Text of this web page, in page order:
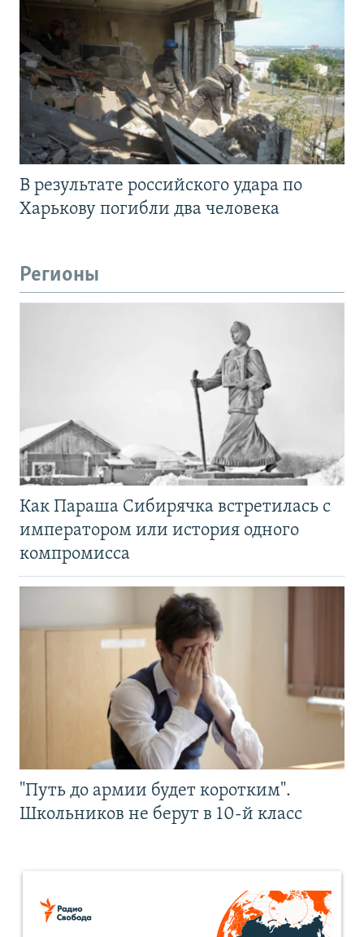
В результате российского удара по
Харькову погибли два человека
Регионы
Как Параша Сибирячка встретилась с
императором или история одного
компромисса
"Путь до армии будет коротким".
Школьников не берут в 10-й класс